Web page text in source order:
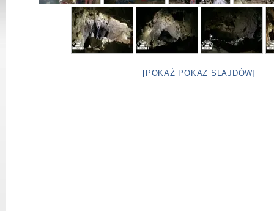
[POKAŻ POKAZ SLAJDÓW]